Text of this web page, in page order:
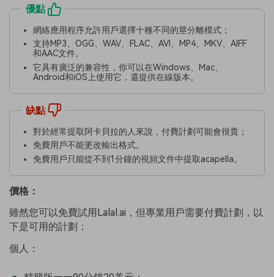
優點
網絡應用程序允許用戶選擇十種不同的莖分離模式；
支持MP3、OGG、WAV、FLAC、AVI、MP4、MKV、AIFF
和AAC文件。
它具有廣泛的兼容性，你可以在Windows、Mac、
Android和iOS上使用它，還提供在線版本。
缺點
對於經常提取阿卡貝拉的人來說，付費計劃可能會很貴；
免費用戶不能更改輸出格式。
免費用戶只能從不到1分鐘的視頻文件中提取acapella。
價格：
雖然您可以免費試用Lalal.ai，但專業用戶需要付費計劃，以
下是可用的計劃：
個人：